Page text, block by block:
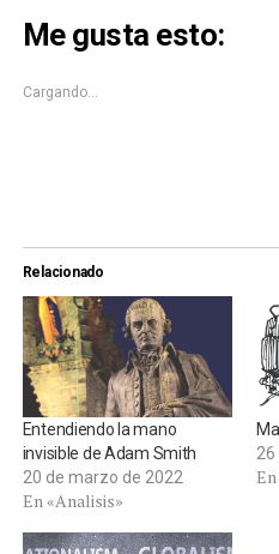
en
una
en
una
Me gusta esto:
Cargando...
Relacionado
Entendiendo la mano
invisible de Adam Smith
20 de marzo de 2022
En «Analisis»
26